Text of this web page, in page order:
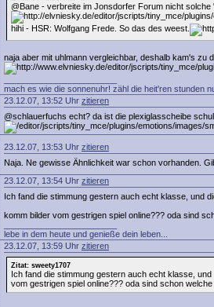
@Bane - verbreite im Jonsdorfer Forum nicht solche
hihi - HSR: Wolfgang Frede. So das des weest.
naja aber mit uhlmann vergleichbar, deshalb kam's zu
mach es wie die sonnenuhr! zähl die heit'ren stunden
23.12.07, 13:52 Uhr zitieren
@schlauerfuchs echt? da ist die plexiglasscheibe
23.12.07, 13:53 Uhr zitieren
Naja. Ne gewisse Ähnlichkeit war schon vorhanden.
23.12.07, 13:54 Uhr zitieren
Ich fand die stimmung gestern auch echt klasse, und
komm bilder vom gestrigen spiel online??? oda sind
lebe in dem heute und genieße dein leben...
23.12.07, 13:59 Uhr zitieren
Zitat: sweety1707
Ich fand die stimmung gestern auch echt klasse,
vom gestrigen spiel online??? oda sind schon